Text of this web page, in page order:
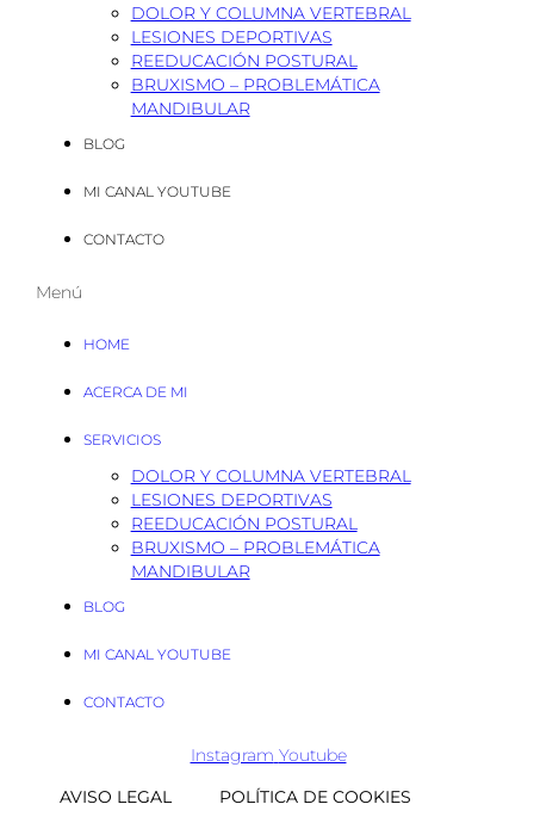
DOLOR Y COLUMNA VERTEBRAL
LESIONES DEPORTIVAS
REEDUCACIÓN POSTURAL
BRUXISMO – PROBLEMÁTICA
MANDIBULAR
BLOG
MI CANAL YOUTUBE
CONTACTO
Menú
HOME
ACERCA DE MI
SERVICIOS
DOLOR Y COLUMNA VERTEBRAL
LESIONES DEPORTIVAS
REEDUCACIÓN POSTURAL
BRUXISMO – PROBLEMÁTICA
MANDIBULAR
BLOG
MI CANAL YOUTUBE
CONTACTO
Instagram Youtube
AVISO LEGAL
POLÍTICA DE COOKIES